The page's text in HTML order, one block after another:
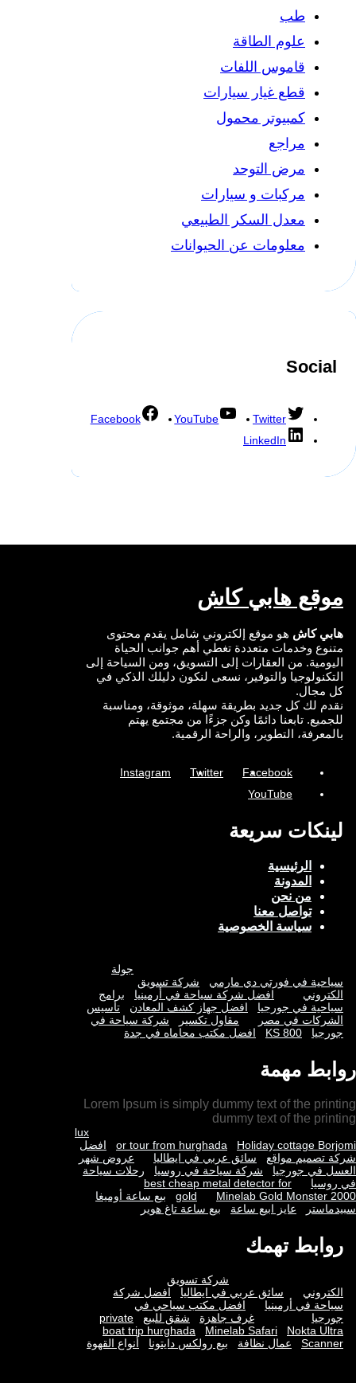
طب
علوم الطاقة
قاموس اللفات
قطع غيار سيارات
كمبيوتر محمول
مراجع
مرض التوحد
مركبات و سيارات
معدل السكر الطبيعي
معلومات عن الحيوانات
Social
Twitter
YouTube
Facebook
LinkedIn
موقع هابي كاش
هابي كاش هو موقع إلكتروني شامل يقدم محتوى
متنوع وخدمات متعددة تغطي أهم جوانب الحياة
اليومية. من العقارات إلى التسويق، ومن السياحة إلى
التكنولوجيا والتوفير، نسعى لنكون دليلك الذكي في
كل مجال.
نقدم لك كل جديد بطريقة سهلة، موثوقة، ومناسبة
للجميع. تابعنا دائمًا وكن جزءًا من مجتمع يهتم
بالمعرفة، التطوير، والراحة الرقمية.
Facebook
Twitter
Instagram
YouTube
لينكات سريعة
الرئيسية
المدونة
من نحن
تواصل معنا
سياسة الخصوصية
جولة
سياحية في فورتي دي مارمي
شركة تسويق
الكتروني
افضل شركة سياحة في أرمينيا
برامج
سياحية في جورجيا
افضل جهاز كشف المعادن
تأسيس
الشركات في مصر
مقاول تكسير
شركة سياحة في
جورجيا
KS 800 افضل مكتب محاماه في جدة
روابط مهمة
Lorem Ipsum is simply dummy text of the printing
dummy text of the printing
lux
or tour from hurghada
Holiday cottage Borjomi
افضل
شركة تصميم مواقع
سائق عربي في ايطاليا
عروض شهر
العسل في جورجيا
شركة سياحة في روسيا
رحلات سياحة
في روسيا
best cheap metal detector for
gold
Minelab Gold Monster 2000
بيع ساعة أوميغا
سبيدماستر
عايز ابيع ساعة بيع ساعة تاغ هوير
روابط تهمك
شركة تسويق
الكتروني
سائق عربي في ايطاليا
افضل شركة
سياحة في أرمينيا
افضل مكتب سياحي في
جورجيا
غرف جاهزة شقق للبيع
private
boat trip hurghada
Minelab Safari
Nokta Ultra
Scanner
عمال نظافة بيع رولكس دايتونا أنواع القهوة